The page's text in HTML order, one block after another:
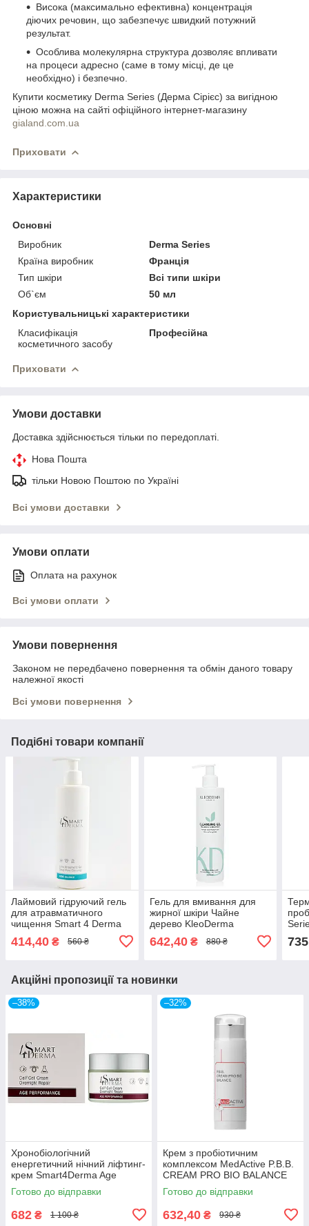
Висока (максимально ефективна) концентрація
діючих речовин, що забезпечує швидкий потужний
результат.
Особлива молекулярна структура дозволяє впливати
на процеси адресно (саме в тому місці, де це
необхідно) і безпечно.
Купити косметику Derma Series (Дерма Сірієс) за вигідною
ціною можна на сайті офіційного інтернет-магазину
gialand.com.ua
Приховати
Характеристики
Основні
Виробник
Derma Series
Країна виробник
Франція
Тип шкіри
Всі типи шкіри
Об`єм
50 мл
Користувальницькі характеристики
Класифікація
косметичного засобу
Професійна
Приховати
Умови доставки
Доставка здійснюється тільки по передоплаті.
Нова Пошта
тільки Новою Поштою по Україні
Всі умови доставки
Умови оплати
Оплата на рахунок
Всі умови оплати
Умови повернення
Законом не передбачено повернення та обмін даного товару
належної якості
Всі умови повернення
Подібні товари компанії
Лаймовий гідруючий гель
для атравматичного
чищення Smart 4 Derma
ATRAUMATIC GEL DEEP
414,40 ₴ 560 ₴
Гель для вмивання для
жирної шкіри Чайне
дерево KleoDerma
Cleansing Gel Melaleuca
Alternifolia
642,40₴ 880 ₴ 735
Акційні пропозиції та новинки
–38%
Хронобіологічний
енергетичний нічний ліфтинг-
крем Smart4Derma Age
Performance CELL2CELL
CREAM OVERNIGHT REPAIR
Готово до відправки
682 ₴ 1 100 ₴
–32%
Крем з пробіотичним
комплексом MedActive P.B.B.
CREAM PRO BIO BALANCE
dry & normal skin
Готово до відправки
632,40 ₴ 930 ₴